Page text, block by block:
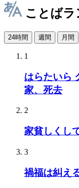
ことば
24時間 週間 月間
1
はらたいら
家、死去
2
家貧しくし
3
禍福は糾え